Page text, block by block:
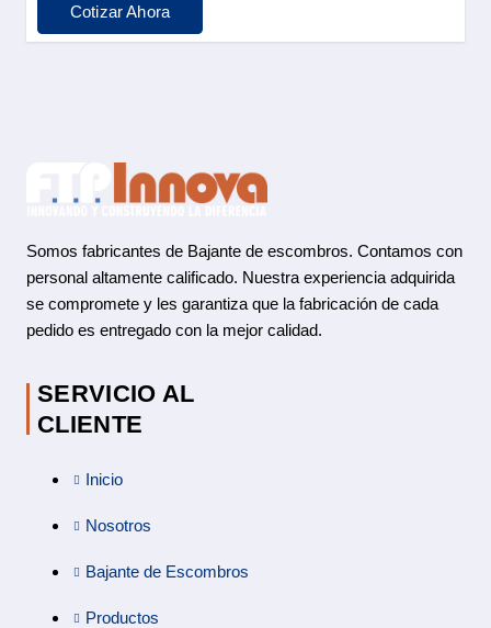
Cotizar Ahora
Somos fabricantes de Bajante de escombros. Contamos con
personal altamente calificado. Nuestra experiencia adquirida
se compromete y les garantiza que la fabricación de cada
pedido es entregado con la mejor calidad.
SERVICIO AL
CLIENTE
Inicio
Nosotros
Bajante de Escombros
Productos